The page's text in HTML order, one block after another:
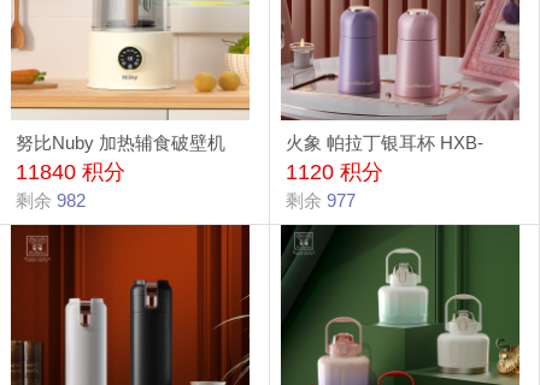
努比Nuby 加热辅食破壁机
ND-31
11840 积分
剩余 982
火象 帕拉丁银耳杯 HXB-
BW0147（紫色）
1120 积分
剩余 977